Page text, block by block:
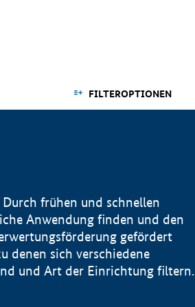
FILTEROPTIONEN
frühen und schnellen
Anwendung finden und den
gefördert
denen sich verschiedene
und Art der Einrichtung filtern.